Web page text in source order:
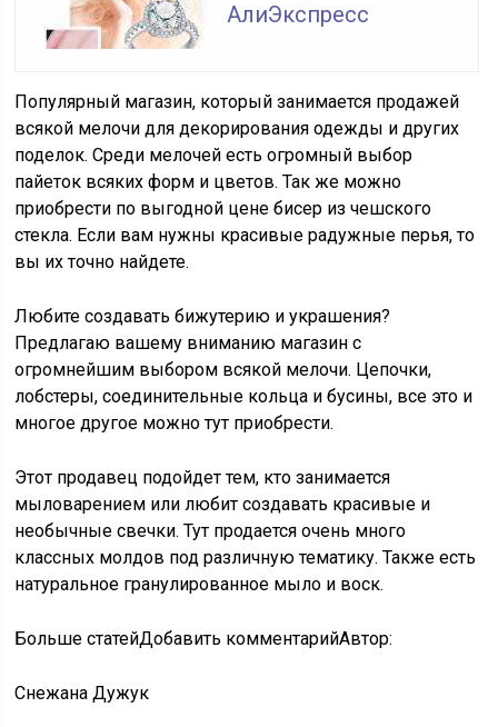
АлиЭкспресс
Популярный магазин, который занимается продажей
всякой мелочи для декорирования одежды и других
поделок. Среди мелочей есть огромный выбор
пайеток всяких форм и цветов. Так же можно
приобрести по выгодной цене бисер из чешского
стекла. Если вам нужны красивые радужные перья, то
вы их точно найдете.
Любите создавать бижутерию и украшения?
Предлагаю вашему вниманию магазин с
огромнейшим выбором всякой мелочи. Цепочки,
лобстеры, соединительные кольца и бусины, все это и
многое другое можно тут приобрести.
Этот продавец подойдет тем, кто занимается
мыловарением или любит создавать красивые и
необычные свечки. Тут продается очень много
классных молдов под различную тематику. Также есть
натуральное гранулированное мыло и воск.
Больше статейДобавить комментарийАвтор:
Снежана Дужук